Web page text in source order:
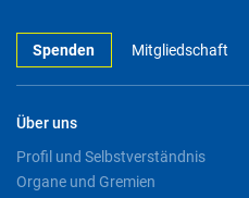
Spenden Mitgliedschaft
Über uns
Profil und Selbstverständnis
Organe und Gremien